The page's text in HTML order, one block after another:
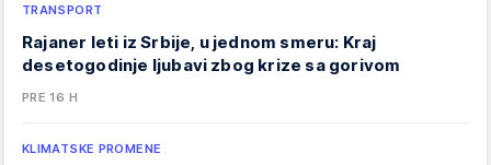
TRANSPORT
Rajaner leti iz Srbije, u jednom smeru: Kraj
desetogodinje ljubavi zbog krize sa gorivom
PRE 16 H
KLIMATSKE PROMENE